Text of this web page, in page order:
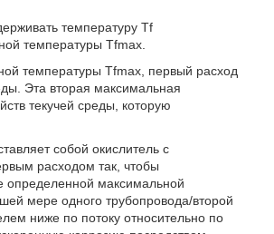
температуру Tf
температуры Tfmax.
температуры Tfmax, первый расход
Эта вторая максимальная
текучей среды, которую
собой окислитель с
расходом так, чтобы
определенной максимальной
мере одного трубопровода/второй
ниже по потоку относительно по